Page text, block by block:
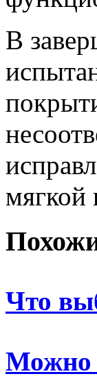
В
мягкой
Что
Можно